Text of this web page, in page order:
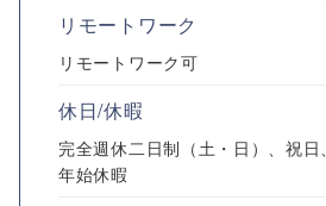
リモートワーク
リモートワーク可
休日/休暇
完全週休二日制（土・日）、祝
年始休暇